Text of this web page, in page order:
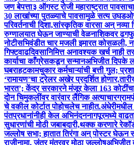
जण बेपत्ता३ ऑगस्ट रोजी महाराष्ट्रात
30 लाखांच्या पुतळ्याचे पावसामुळे सत्य उघड
परिवर्तनाची दिशा,सांस्कृतिक वारसा अन् नव्या
रुग्णालयात घेऊन जाण्याची वेळनाशिकवर
नोटीसभिवंडीत चार मजली इमारत कोसळली,
गिफ्टवाढदिवसानिमित्त अनावश्यक खर्च
कार्याचा काँग्रेसकडून सन्मानअभिजीत दिपके
घबराहटकामचुकार कर्मचाऱ्यांची बत्ती गुल;
‘रामायण’चा ट्रेलर अखेर प्रदर्शित
भारत’; केंद्र सरकारने मंजूर केला 163
दोन चिमुकलींवर वारंवार लैंगिक अत्याचार
चे वकील कोर्टात पोहोचलेच नाहीत.
पंतप्रधानांनीही केल अभिनंदननागपूरमध्ये
सुधारणांची मोठी जबाबदारी,थक्क करणारे
जल्लोष सभा; हातात तिरंगा अन् पोस्टर घेऊन
राजीनामा, जंतर मंतरवर मोठा जल्लोषअभिजीत